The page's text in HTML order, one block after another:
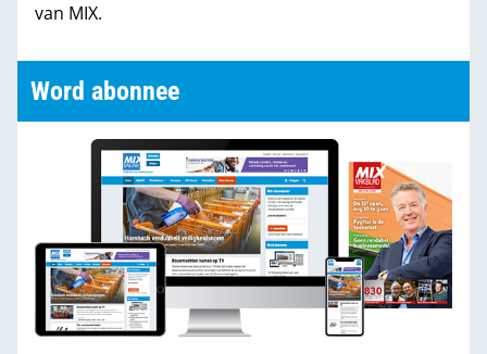
van MIX.
Word abonnee